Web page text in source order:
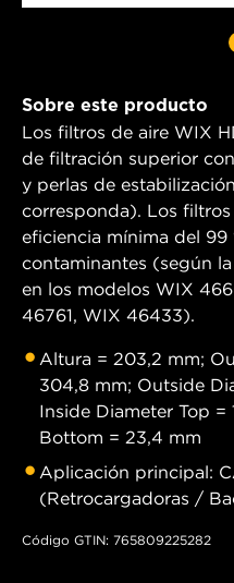
Sobre este producto
Los filtros de aire WIX
de filtración superior
y perlas de
corresponda). Los
eficiencia mínima del 99
contaminantes (según
en los modelos WIX
46761, WIX 46433).
Altura = 203,2 mm;
304,8 mm; Outside
Inside Diameter Top =
Bottom = 23,4 mm
Aplicación principal:
(Retrocargadoras /
Código GTIN: 765809225282